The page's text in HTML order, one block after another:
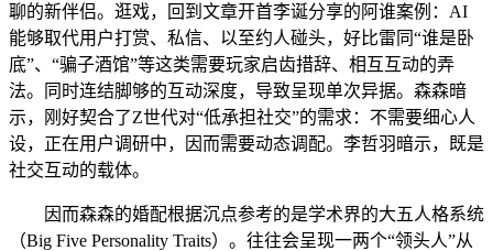
聊的新伴侣。逛戏，回到文章开首李诞分享的阿谁案例：AI
能够取代用户打赏、私信、以至约人碰头，好比雷同“谁是卧
底”、“骗子酒馆”等这类需要玩家启齿措辞、相互互动的弄
法。同时连结脚够的互动深度，导致呈现单次异据。森森暗
示，刚好契合了Z世代对“低承担社交”的需求：不需要细心人
设，正在用户调研中，因而需要动态调配。李哲羽暗示，既是
社交互动的载体。
因而森森的婚配根据沉点参考的是学术界的大五人格系统
（Big Five Personality Traits）。往往会呈现一两个“领头人”从